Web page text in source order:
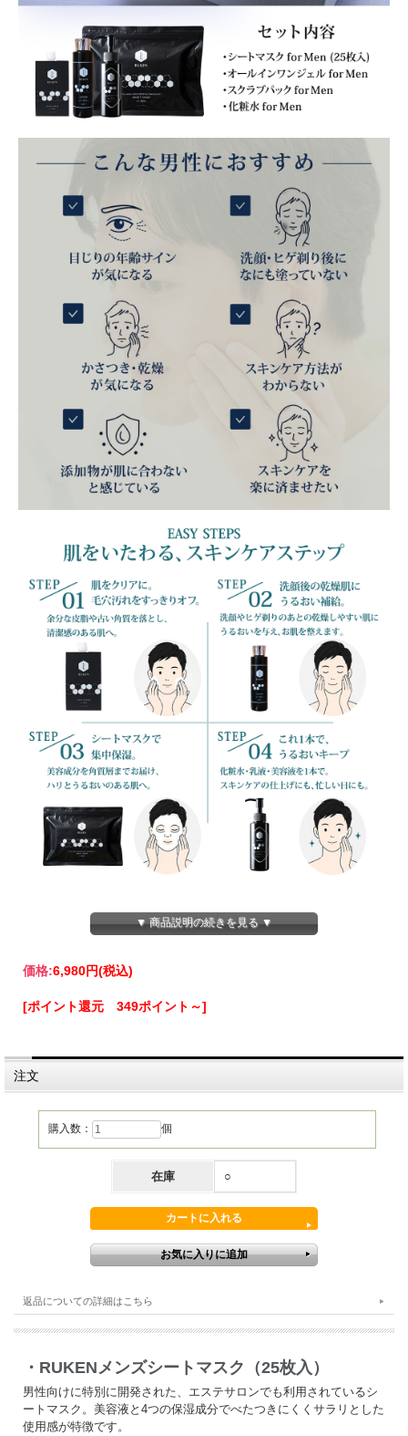
▼ 商品説明の続きを見る ▼
価格:6,980円(税込)
[ポイント還元 349ポイント～]
注文
購入数： 個
在庫 ○
返品についての詳細はこちら
・RUKENメンズシートマスク（25枚入）
男性向けに特別に開発された、エステサロンでも利用されているシ
ートマスク。美容液と4つの保湿成分でべたつきにくくサラリとした
使用感が特徴です。